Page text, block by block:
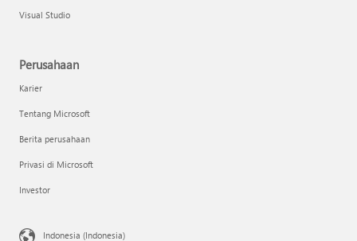
Visual Studio
Perusahaan
Karier
Tentang Microsoft
Berita perusahaan
Privasi di Microsoft
Investor
Indonesia (Indonesia)